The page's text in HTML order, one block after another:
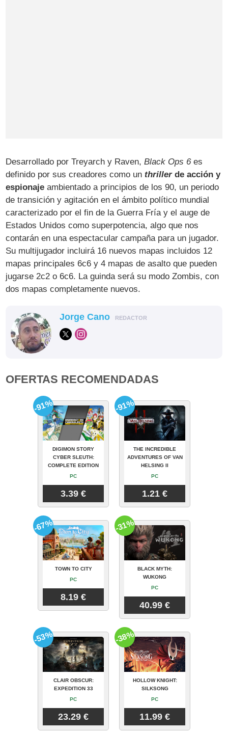
Desarrollado por Treyarch y Raven,Black Ops 6es
definido por sus creadores como unthrillerde acción y
espionaje ambientado a principios de los 90, un periodo
de transición y agitación en el ámbito político mundial
caracterizado por el fin de la Guerra Fría y el auge de
Estados Unidos como superpotencia, algo que nos
contarán en una espectacular campaña para un jugador.
Su multijugador incluirá 16 nuevos mapas incluidos 12
mapas principales 6c6 y 4 mapas de asalto que pueden
jugarse 2c2 o 6c6. La guinda será su modo Zombis, con
dos mapas completamente nuevos.
Jorge Cano REDACTOR
OFERTAS RECOMENDADAS
DIGIMON STORY
CYBER SLEUTH:
COMPLETE EDITION
PC
3.39 €
-91%
THE INCREDIBLE
ADVENTURES OF VAN
HELSING II
PC
1.21 €
-91%
TOWN TO CITY
PC
8.19 €
-67%
BLACK MYTH:
WUKONG
PC
40.99 €
-31%
CLAIR OBSCUR:
EXPEDITION 33
PC
23.29 €
-53%
HOLLOW KNIGHT:
SILKSONG
PC
11.99 €
-38%